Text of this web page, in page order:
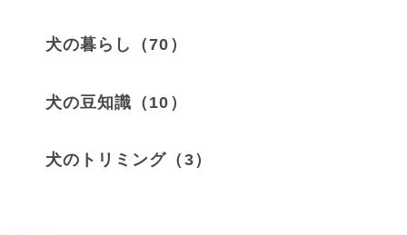
犬の暮らし（70）
犬の豆知識（10）
犬のトリミング（3）